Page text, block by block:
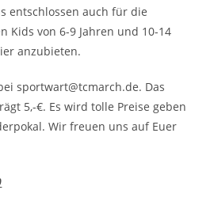
entschlossen auch für die
Kids von 6-9 Jahren und 10-14
anzubieten.
sportwart@tcmarch.de. Das
5,-€. Es wird tolle Preise geben
Wir freuen uns auf Euer